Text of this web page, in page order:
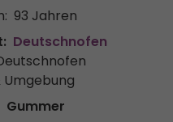
93 Jahren
Deutschnofen
Umgebung
Gummer